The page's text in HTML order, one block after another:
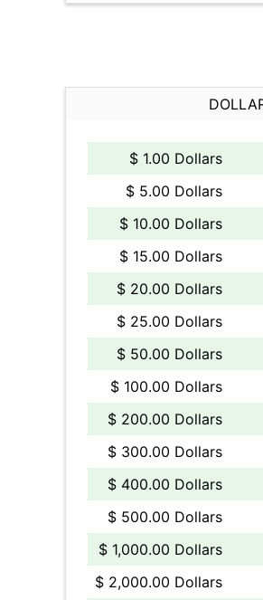
$ 1.00 Dollars
$ 5.00 Dollars
$ 10.00 Dollars
$ 15.00 Dollars
$ 20.00 Dollars
$ 25.00 Dollars
$ 50.00 Dollars
$ 100.00 Dollars
$ 200.00 Dollars
$ 300.00 Dollars
$ 400.00 Dollars
$ 500.00 Dollars
$ 1,000.00 Dollars
$ 2,000.00 Dollars